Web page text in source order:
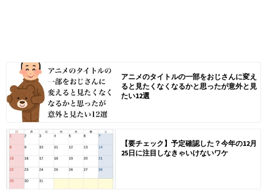
アニメのタイトルの一部をおじさんに変え
ると見たくなくなるかと思ったが意外と見
たい12選
【要チェック】予定確認した？今年の12月
25日に注目しなきゃいけないワケ